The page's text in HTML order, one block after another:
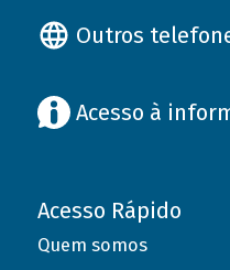
Outros
Acesso à
Acesso Rápido
Quem somos